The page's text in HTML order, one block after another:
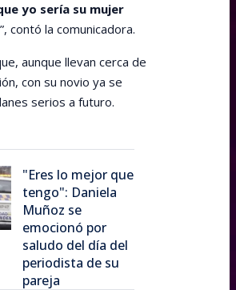
yo sería su mujer
”, contó la comunicadora.
aunque llevan cerca de
con su novio ya se
serios a futuro.
"Eres lo mejor que
tengo": Daniela
Muñoz se
emocionó por
saludo del día del
periodista de su
pareja